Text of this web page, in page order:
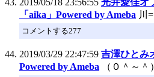
「aika」Powered by Ameba 川
コメントする277
2019/03/29 22:47:59 吉澤ひとみ
Powered by Ameba
（０＾～＾）